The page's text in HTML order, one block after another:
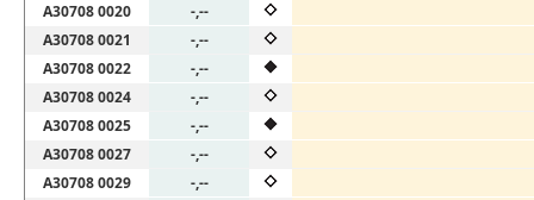
A30708 0020
-,--
A30708 0021
-,--
A30708 0022
-,--
A30708 0024
-,--
A30708 0025
-,--
A30708 0027
-,--
A30708 0029
-,--